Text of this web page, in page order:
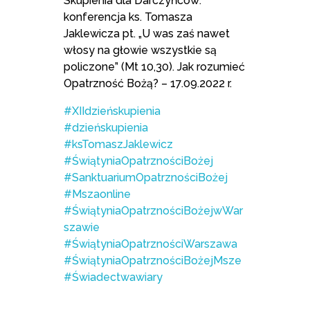
konferencja ks. Tomasza
Jaklewicza pt. „U was zaś nawet
włosy na głowie wszystkie są
policzone” (Mt 10,30). Jak rozumieć
Opatrzność Bożą? – 17.09.2022 r.
#XIIdzieńskupienia
#dzieńskupienia
#ksTomaszJaklewicz
#ŚwiątyniaOpatrznościBożej
#SanktuariumOpatrznościBożej
#Mszaonline
#ŚwiątyniaOpatrznościBożejwWar
szawie
#ŚwiątyniaOpatrznościWarszawa
#ŚwiątyniaOpatrznościBożejMsze
#Świadectwawiary